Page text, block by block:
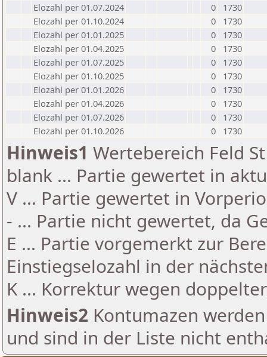
Elozahl per 01.07.2024
0
1730
Elozahl per 01.10.2024
0
1730
Elozahl per 01.01.2025
0
1730
Elozahl per 01.04.2025
0
1730
Elozahl per 01.07.2025
0
1730
Elozahl per 01.10.2025
0
1730
Elozahl per 01.01.2026
0
1730
Elozahl per 01.04.2026
0
1730
Elozahl per 01.07.2026
0
1730
Elozahl per 01.10.2026
0 1730
Hinweis1 Wertebereich Feld
blank ... Partie gewertet in
V ... Partie gewertet in
- ... Partie nicht gewertet, da
E ... Partie vorgemerkt zur
Einstiegselozahl in der
K ... Korrektur wegen
Hinweis2 Kontumazen
und sind in der Liste nicht